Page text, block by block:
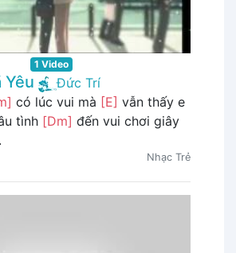
1 Video
Yêu
Đức Trí
có lúc vui mà [E] vẫn thấy e
tình [Dm] đến vui chơi giây
Nhạc Trẻ